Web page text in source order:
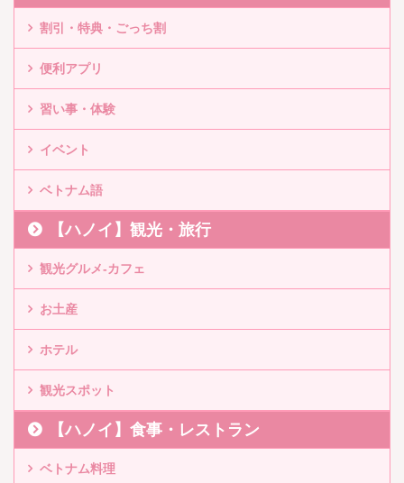
割引・特典・ごっち割
便利アプリ
習い事・体験
イベント
ベトナム語
【ハノイ】観光・旅行
観光グルメ-カフェ
お土産
ホテル
観光スポット
【ハノイ】食事・レストラン
ベトナム料理